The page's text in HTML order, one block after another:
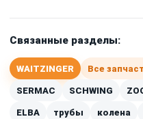
Связанные разделы:
WAITZINGER Все
SERMAC SCHWING
ELBA трубы колена